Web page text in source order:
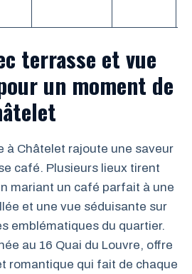
terrasse et vue
un moment de
à Châtelet rajoute une saveur
café. Plusieurs lieux tirent
mariant un café parfait à une
et une vue séduisante sur
emblématiques du quartier.
au 16 Quai du Louvre, offre
romantique qui fait de chaque